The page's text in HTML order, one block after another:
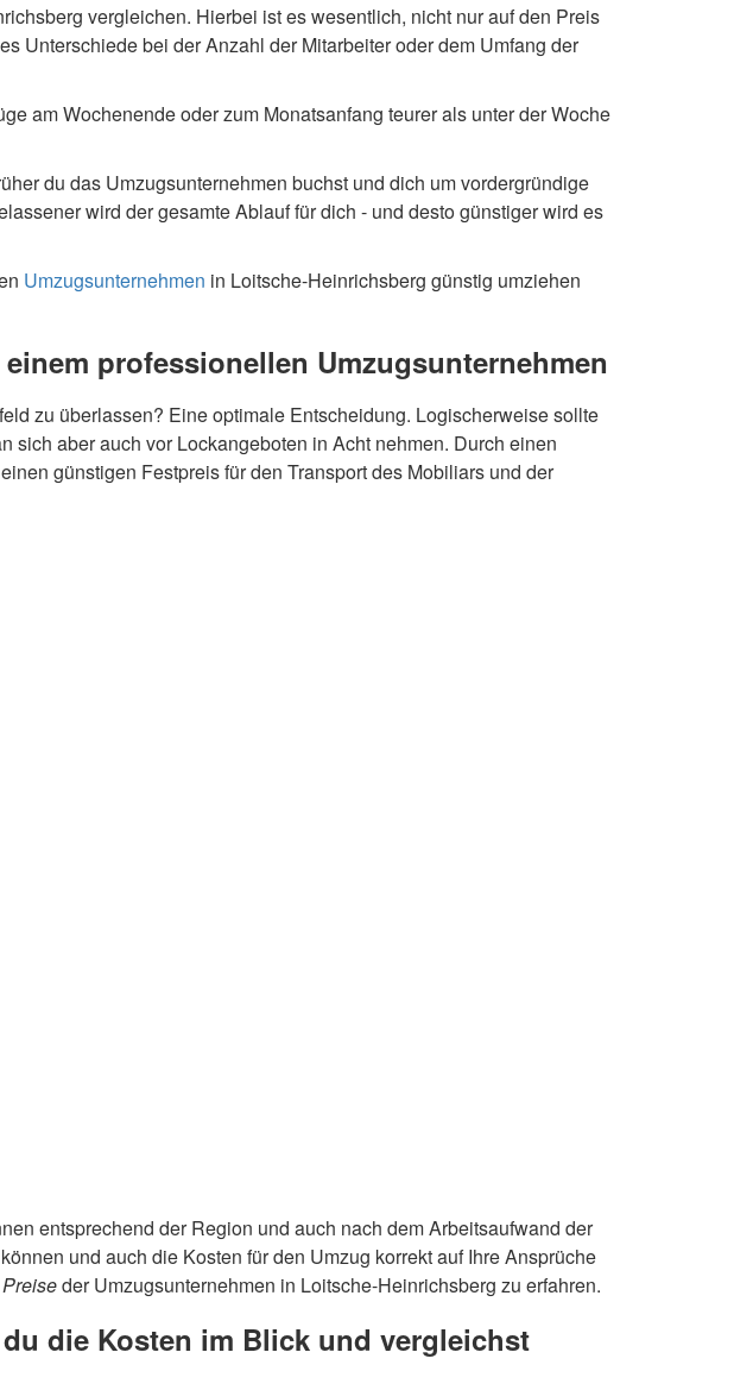
vergleichen. Hierbei ist es wesentlich, nicht nur auf den Preis
Unterschiede bei der Anzahl der Mitarbeiter oder dem Umfang der
am Wochenende oder zum Monatsanfang teurer als unter der Woche
du das Umzugsunternehmen buchst und dich um vordergründige
wird der gesamte Ablauf für dich - und desto günstiger wird es
Umzugsunternehmen in Loitsche-Heinrichsberg günstig umziehen
professionellen Umzugsunternehmen
zu überlassen? Eine optimale Entscheidung. Logischerweise sollte
aber auch vor Lockangeboten in Acht nehmen. Durch einen
günstigen Festpreis für den Transport des Mobiliars und der
entsprechend der Region und auch nach dem Arbeitsaufwand der
und auch die Kosten für den Umzug korrekt auf Ihre Ansprüche
Preiseder Umzugsunternehmen in Loitsche-Heinrichsberg zu erfahren.
die Kosten im Blick und vergleichst